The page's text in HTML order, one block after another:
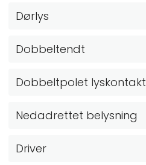
Dørlys
Dobbeltendt
Dobbeltpolet lyskontakt
Nedadrettet belysning
Driver